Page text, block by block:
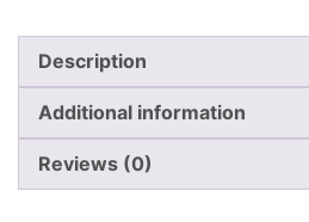
Description
Additional information
Reviews (0)